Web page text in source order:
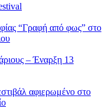
“Γραφή από φως” στο
– Έναρξη 13
αφιερωμένο στο